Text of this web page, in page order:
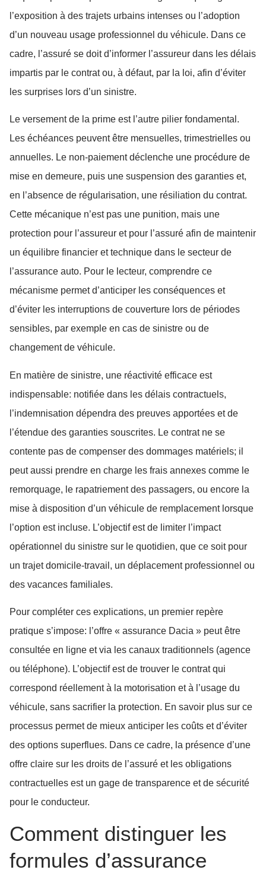
l’exposition à des trajets urbains intenses ou l’adoption
d’un nouveau usage professionnel du véhicule. Dans ce
cadre, l’assuré se doit d’informer l’assureur dans les délais
impartis par le contrat ou, à défaut, par la loi, afin d’éviter
les surprises lors d’un sinistre.
Le versement de la prime est l’autre pilier fondamental.
Les échéances peuvent être mensuelles, trimestrielles ou
annuelles. Le non-paiement déclenche une procédure de
mise en demeure, puis une suspension des garanties et,
en l’absence de régularisation, une résiliation du contrat.
Cette mécanique n’est pas une punition, mais une
protection pour l’assureur et pour l’assuré afin de maintenir
un équilibre financier et technique dans le secteur de
l’assurance auto. Pour le lecteur, comprendre ce
mécanisme permet d’anticiper les conséquences et
d’éviter les interruptions de couverture lors de périodes
sensibles, par exemple en cas de sinistre ou de
changement de véhicule.
En matière de sinistre, une réactivité efficace est
indispensable: notifiée dans les délais contractuels,
l’indemnisation dépendra des preuves apportées et de
l’étendue des garanties souscrites. Le contrat ne se
contente pas de compenser des dommages matériels; il
peut aussi prendre en charge les frais annexes comme le
remorquage, le rapatriement des passagers, ou encore la
mise à disposition d’un véhicule de remplacement lorsque
l’option est incluse. L’objectif est de limiter l’impact
opérationnel du sinistre sur le quotidien, que ce soit pour
un trajet domicile-travail, un déplacement professionnel ou
des vacances familiales.
Pour compléter ces explications, un premier repère
pratique s’impose: l’offre « assurance Dacia » peut être
consultée en ligne et via les canaux traditionnels (agence
ou téléphone). L’objectif est de trouver le contrat qui
correspond réellement à la motorisation et à l’usage du
véhicule, sans sacrifier la protection. En savoir plus sur ce
processus permet de mieux anticiper les coûts et d’éviter
des options superflues. Dans ce cadre, la présence d’une
offre claire sur les droits de l’assuré et les obligations
contractuelles est un gage de transparence et de sécurité
pour le conducteur.
Comment distinguer les
formules d’assurance